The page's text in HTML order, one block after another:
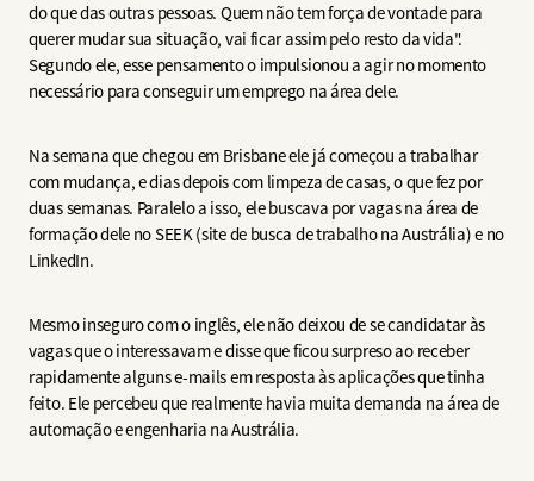
do que das outras pessoas. Quem não tem força de vontade para
querer mudar sua situação, vai ficar assim pelo resto da vida".
Segundo ele, esse pensamento o impulsionou a agir no momento
necessário para conseguir um emprego na área dele.
Na semana que chegou em Brisbane ele já começou a trabalhar
com mudança, e dias depois com limpeza de casas, o que fez por
duas semanas. Paralelo a isso, ele buscava por vagas na área de
formação dele no SEEK (site de busca de trabalho na Austrália) e no
LinkedIn.
Mesmo inseguro com o inglês, ele não deixou de se candidatar às
vagas que o interessavam e disse que ficou surpreso ao receber
rapidamente alguns e-mails em resposta às aplicações que tinha
feito. Ele percebeu que realmente havia muita demanda na área de
automação e engenharia na Austrália.